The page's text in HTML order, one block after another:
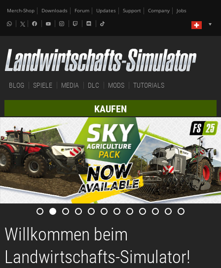
Merch-Shop Downloads Forum Updates Support Company Jobs
BLOG SPIELE MEDIA DLC MODS TUTORIALS
KAUFEN
Willkommen beim
Landwirtschafts-Simulator!